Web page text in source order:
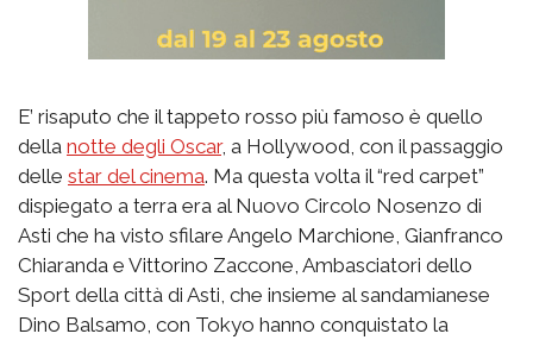
E’ risaputo che il tappeto rosso più famoso è quello
della notte degli Oscar, a Hollywood, con il passaggio
delle star del cinema. Ma questa volta il “red carpet”
dispiegato a terra era al Nuovo Circolo Nosenzo di
Asti che ha visto sfilare Angelo Marchione, Gianfranco
Chiaranda e Vittorino Zaccone, Ambasciatori dello
Sport della città di Asti, che insieme al sandamianese
Dino Balsamo, con Tokyo hanno conquistato la